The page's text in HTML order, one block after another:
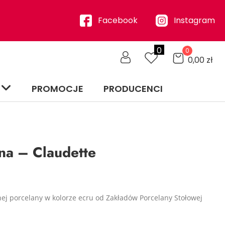
Facebook Instagram
0 0
0,00 zł
PROMOCJE PRODUCENCI
– Claudette
porcelany w kolorze ecru od Zakładów Porcelany Stołowej